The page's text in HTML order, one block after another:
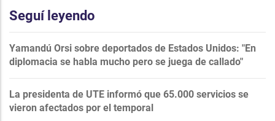
Seguí leyendo
Yamandú Orsi sobre deportados de Estados Unidos: "En
diplomacia se habla mucho pero se juega de callado"
La presidenta de UTE informó que 65.000 servicios se
vieron afectados por el temporal